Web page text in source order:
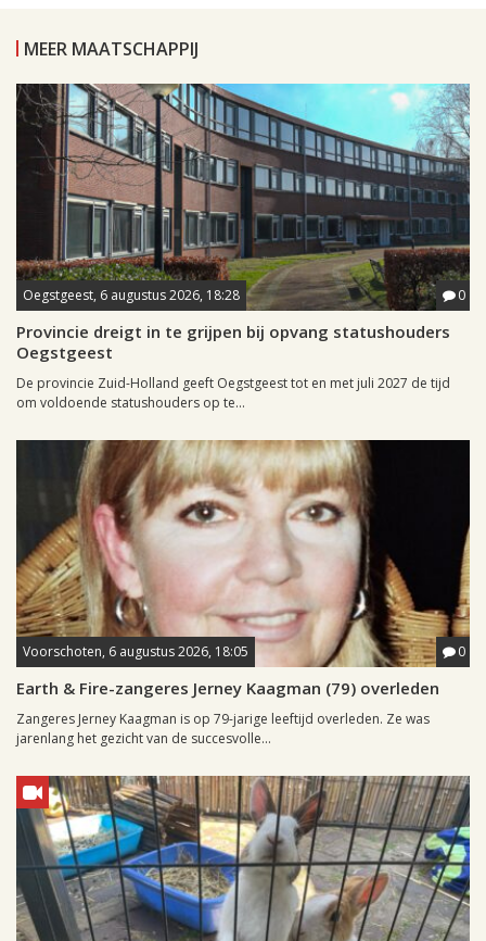
MEER MAATSCHAPPIJ
Oegstgeest, 6 augustus 2026, 18:28 0
Provincie dreigt in te grijpen bij opvang statushouders
Oegstgeest
De provincie Zuid-Holland geeft Oegstgeest tot en met juli 2027 de tijd
om voldoende statushouders op te...
Voorschoten, 6 augustus 2026, 18:05 0
Earth & Fire-zangeres Jerney Kaagman (79) overleden
Zangeres Jerney Kaagman is op 79-jarige leeftijd overleden. Ze was
jarenlang het gezicht van de succesvolle...